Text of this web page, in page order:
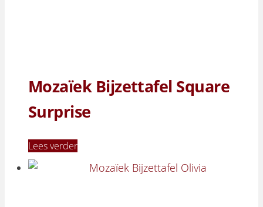
Mozaïek Bijzettafel Square
Surprise
Lees verder